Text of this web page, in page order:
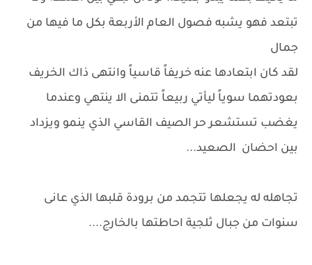
تبتعد فهو يشبه فصول العام الأربعة بكل ما فيها من
جمال
لقد كان ابتعادها عنه خريفاً قاسياً وانتهى ذاك الخريف
بعودتهما سوياً ليأتي ربيعاً تتمنى الا ينتهي وعندما
يغضب تستشعر حر الصيف القاسي الذي ينمو ويزداد
بين احضان الصعيد...
تجاهله له يجعلها تتجمد من برودة قلبها الذي عانى
سنوات من جبال ثلجية احاطتها بالخارج....